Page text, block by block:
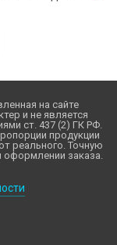
на сайте
и не является
ст. 437 (2) ГК РФ.
продукции
реального. Точную
оформлении заказа.